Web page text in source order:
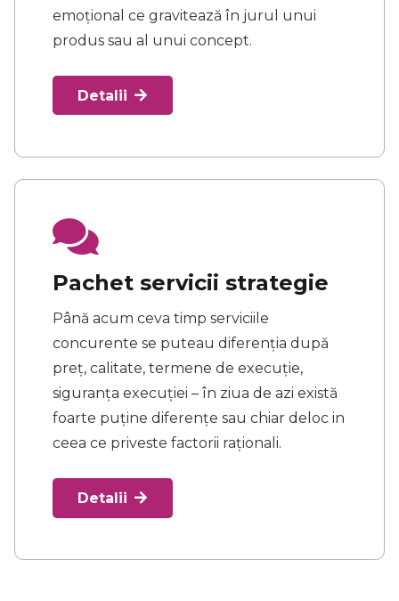
emoțional ce gravitează în jurul unui
produs sau al unui concept.
Detalii
Pachet servicii strategie
Până acum ceva timp serviciile
concurente se puteau diferenția după
preț, calitate, termene de execuție,
siguranța execuției – în ziua de azi există
foarte puține diferențe sau chiar deloc in
ceea ce priveste factorii raționali.
Detalii